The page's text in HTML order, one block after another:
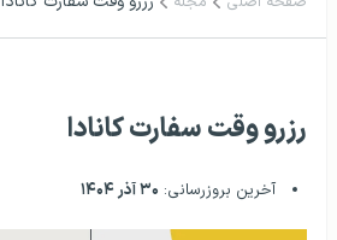
رزرو وقت سفارت کانادا
آخرین بروزرسانی: ۳۰ آذر ۱۴۰۴